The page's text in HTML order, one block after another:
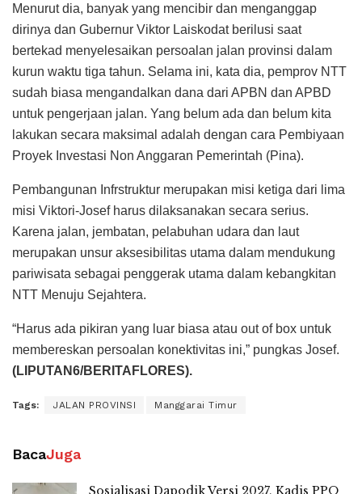
Menurut dia, banyak yang mencibir dan menganggap
dirinya dan Gubernur Viktor Laiskodat berilusi saat
bertekad menyelesaikan persoalan jalan provinsi dalam
kurun waktu tiga tahun. Selama ini, kata dia, pemprov NTT
sudah biasa mengandalkan dana dari APBN dan APBD
untuk pengerjaan jalan. Yang belum ada dan belum kita
lakukan secara maksimal adalah dengan cara Pembiyaan
Proyek Investasi Non Anggaran Pemerintah (Pina).
Pembangunan Infrstruktur merupakan misi ketiga dari lima
misi Viktori-Josef harus dilaksanakan secara serius.
Karena jalan, jembatan, pelabuhan udara dan laut
merupakan unsur aksesibilitas utama dalam mendukung
pariwisata sebagai penggerak utama dalam kebangkitan
NTT Menuju Sejahtera.
“Harus ada pikiran yang luar biasa atau out of box untuk
membereskan persoalan konektivitas ini,” pungkas Josef.
(LIPUTAN6/BERITAFLORES).
Tags: JALAN PROVINSI Manggarai Timur
BacaJuga
Sosialisasi Dapodik Versi 2027, Kadis PPO